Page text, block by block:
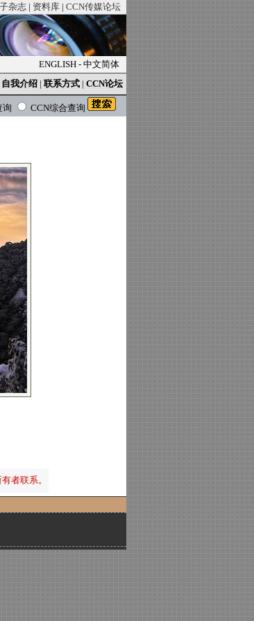
杂志 | 资料库 | CCN传媒论坛
ENGLISH - 中文简体
自我介绍 | 联系方式 | CCN论坛
询
CCN综合查询
者联系。